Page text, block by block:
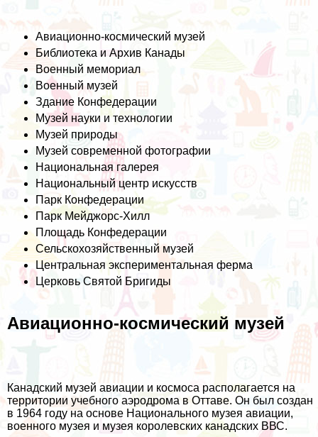
Авиационно-космический музей
Библиотека и Архив Канады
Военный мемориал
Военный музей
Здание Конфедерации
Музей науки и технологии
Музей природы
Музей современной фотографии
Национальная галерея
Национальный центр искусств
Парк Конфедерации
Парк Мейджорс-Хилл
Площадь Конфедерации
Сельскохозяйственный музей
Центральная экспериментальная ферма
Церковь Святой Бригиды
Авиационно-космический музей
Канадский музей авиации и космоса располагается на
территории учебного аэродрома в Оттаве. Он был создан
в 1964 году на основе Национального музея авиации,
военного музея и музея королевских канадских ВВС.